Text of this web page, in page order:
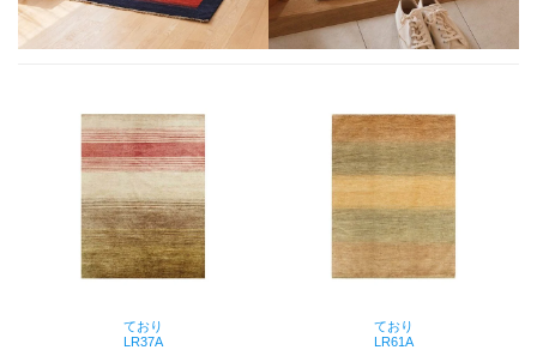
ており
LR37A
ており
LR61A